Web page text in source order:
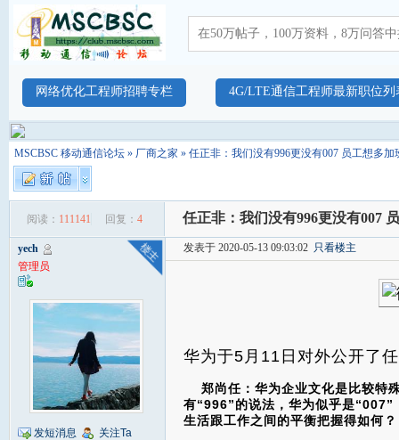
网络优化工程师招聘专栏 4G/LTE通信工程师最新职位列
MSCBSC 移动通信论坛 » 厂商之家 » 任正非：我们没有996更没有007 员工想多加
阅读： 111141 回复： 4 任正非：我们没有996更没有007
yech
管理员
发短消息 关注Ta
发表于 2020-05-13 09:03:02 只看楼主
华为于5月11日对外公开了
郑尚任：华为企业文化是比较特
有“996”的说法，华为似乎是
生活跟工作之间的平衡把握得如何？